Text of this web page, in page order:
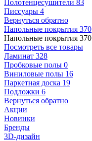
Полотенцесушители 83
Писсуары 4
Вернуться обратно
Напольные покрытия 370
Напольные покрытия 370
Посмотреть все товары
Ламинат 328
Пробковые полы 0
Виниловые полы 16
Паркетная доска 19
Подложки 6
Вернуться обратно
Акции
Новинки
Бренды
3D-дизайн